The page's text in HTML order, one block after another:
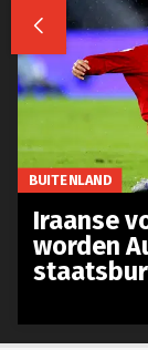

BUITENLAND
Iraanse
worden